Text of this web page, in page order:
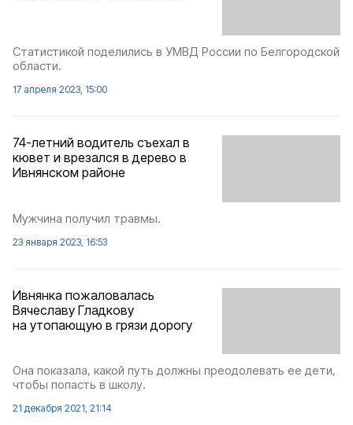
Статистикой поделились в УМВД России по Белгородской
области.
17 апреля 2023, 15:00
74-летний водитель съехал в
кювет и врезался в дерево в
Ивнянском районе
Мужчина получил травмы.
23 января 2023, 16:53
Ивнянка пожаловалась
Вячеславу Гладкову
на утопающую в грязи дорогу
Она показала, какой путь должны преодолевать ее дети,
чтобы попасть в школу.
21 декабря 2021, 21:14